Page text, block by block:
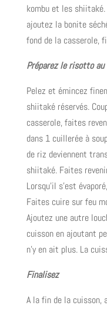
kombu et les
ajoutez la bonite
fond de la casserole,
Préparez le risotto au
Pelez et émincez
shiitaké réservés.
casserole, faites
dans 1 cuillerée à
de riz deviennent
shiitaké. Faites
Lorsqu’il s’est
Faites cuire sur feu
Ajoutez une autre
cuisson en ajoutant
n’y en ait plus. La
Finalisez
A la fin de la cuisson,